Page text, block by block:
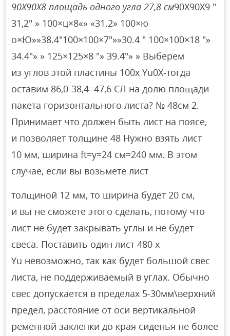
90X90X8 площадь одного угла 27,8 см90X90X9 ″
31,2″ » 100×ц×8«» «31.2» 100×ю
о×Ю»»38.4″100×100×7″»»30.4 ″ 100×100×18 ″»
34.4″» » 125×125×8 ″» 39.4″» » Выберем
из углов этой пластины 100x Yu0X-тогда
оставим 86,0-38,4=47,6 СЛ на долю площади
пакета горизонтального листа? № 48см 2.
Принимает что должен быть лист на поясе,
и позволяет толщине 48 Нужно взять лист
10 мм, ширина ft=y=24 см=240 мм. В этом
случае, если вы возьмете лист
толщиной 12 мм, то ширина будет 20 см,
и вы не сможете этого сделать, потому что
лист не будет закрывать углы и не будет
свеса. Поставить один лист 480 x
Yu невозможно, так как будет большой свес
листа, не поддерживаемый в углах. Обычно
свес допускается в пределах 5-30мм\верхний
предел, расстояние от оси вертикальной
ременной заклепки до края сиденья не более